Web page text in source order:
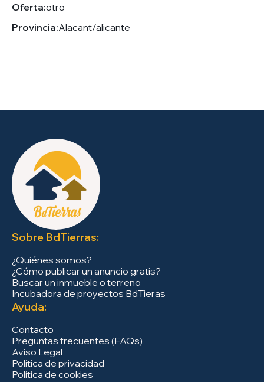
Oferta:otro
Provincia:Alacant/alicante
Sobre BdTierras:
¿Quiénes somos?
¿Cómo publicar un anuncio gratis?
Buscar un inmueble o terreno
Incubadora de proyectos BdTieras
Ayuda:
Contacto
Preguntas frecuentes (FAQs)
Aviso Legal
Política de privacidad
Política de cookies